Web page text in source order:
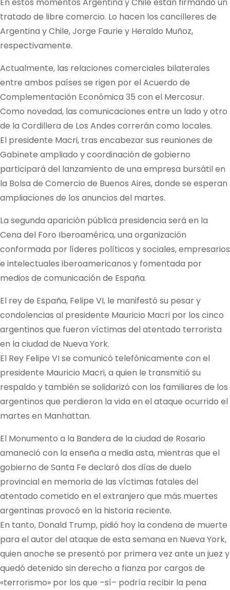
tratado de libre comercio. Lo hacen los cancilleres de
Argentina y Chile, Jorge Faurie y Heraldo Muñoz,
respectivamente.
Actualmente, las relaciones comerciales bilaterales
entre ambos países se rigen por el Acuerdo de
Complementación Económica 35 con el Mercosur.
Como novedad, las comunicaciones entre un lado y otro
de la Cordillera de Los Andes correrán como locales.
El presidente Macri, tras encabezar sus reuniones de
Gabinete ampliado y coordinación de gobierno
participará del lanzamiento de una empresa bursátil en
la Bolsa de Comercio de Buenos Aires, donde se esperan
ampliaciones de los anuncios del martes.
La segunda aparición pública presidencia será en la
Cena del Foro Iberoamérica, una organización
conformada por líderes políticos y sociales, empresarios
e intelectuales iberoamericanos y fomentada por
medios de comunicación de España.
El rey de España, Felipe VI, le manifestó su pesar y
condolencias al presidente Mauricio Macri por los cinco
argentinos que fueron víctimas del atentado terrorista
en la ciudad de Nueva York.
El Rey Felipe VI se comunicó telefónicamente con el
presidente Mauricio Macri, a quien le transmitió su
respaldo y también se solidarizó con los familiares de los
argentinos que perdieron la vida en el ataque ocurrido el
martes en Manhattan.
El Monumento a la Bandera de la ciudad de Rosario
amaneció con la enseña a media asta, mientras que el
gobierno de Santa Fe declaró dos días de duelo
provincial en memoria de las víctimas fatales del
atentado cometido en el extranjero que más muertes
argentinas provocó en la historia reciente.
En tanto, Donald Trump, pidió hoy la condena de muerte
para el autor del ataque de esta semana en Nueva York,
quien anoche se presentó por primera vez ante un juez y
quedó detenido sin derecho a fianza por cargos de
«terrorismo» por los que –sí– podría recibir la pena